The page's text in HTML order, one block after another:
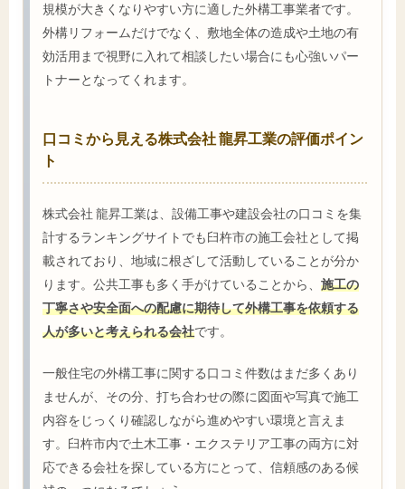
規模が大きくなりやすい方に適した外構工事業者です。
外構リフォームだけでなく、敷地全体の造成や土地の有
効活用まで視野に入れて相談したい場合にも心強いパー
トナーとなってくれます。
口コミから見える株式会社 龍昇工業の評価ポイン
ト
株式会社 龍昇工業は、設備工事や建設会社の口コミを集
計するランキングサイトでも臼杵市の施工会社として掲
載されており、地域に根ざして活動していることが分か
ります。公共工事も多く手がけていることから、 施工の
丁寧さや安全面への配慮に期待して外構工事を依頼する
人が多いと考えられる会社です。
一般住宅の外構工事に関する口コミ件数はまだ多くあり
ませんが、その分、打ち合わせの際に図面や写真で施工
内容をじっくり確認しながら進めやすい環境と言えま
す。臼杵市内で土木工事・エクステリア工事の両方に対
応できる会社を探している方にとって、信頼感のある候